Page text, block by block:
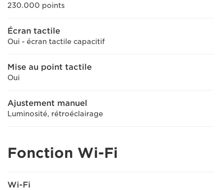
230.000 points
Écran tactile
Oui - écran tactile capacitif
Mise au point tactile
Oui
Ajustement manuel
Luminosité, rétroéclairage
Fonction Wi-Fi
Wi-Fi